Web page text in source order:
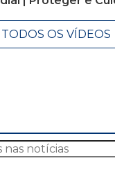
TODOS OS VÍDEOS